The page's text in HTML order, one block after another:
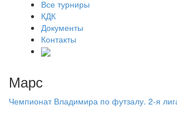
Все турниры
КДК
Документы
Контакты
Марс
Чемпионат Владимира по футзалу. 2-я